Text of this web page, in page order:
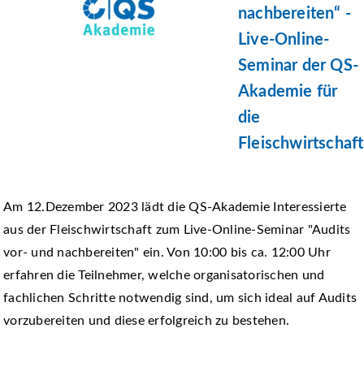
nachbereiten“ -
Live-Online-
Seminar der QS-
Akademie für
die
Fleischwirtschaft
Am 12.Dezember 2023 lädt die QS-Akademie Interessierte
aus der Fleischwirtschaft zum Live-Online-Seminar "Audits
vor- und nachbereiten" ein. Von 10:00 bis ca. 12:00 Uhr
erfahren die Teilnehmer, welche organisatorischen und
fachlichen Schritte notwendig sind, um sich ideal auf Audits
vorzubereiten und diese erfolgreich zu bestehen.